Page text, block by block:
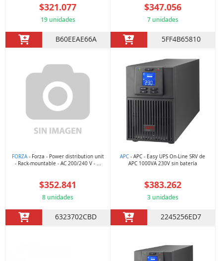
$321.077
19 unidades
B60EEAE66A
$347.056
7 unidades
5FF4B65810
FORZA- Forza - Power distribution unit
- Rack-mountable - AC 200/240 V - ...
$352.841
8 unidades
6323702CBD
APC - APC - Easy UPS On-Line SRV de
APC 1000VA 230V sin batería
$383.262
3 unidades
2245256ED7